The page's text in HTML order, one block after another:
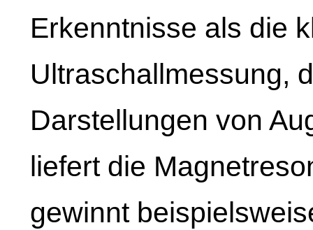
Erkenntnisse als die
Ultraschallmessung,
Darstellungen von
liefert die
gewinnt